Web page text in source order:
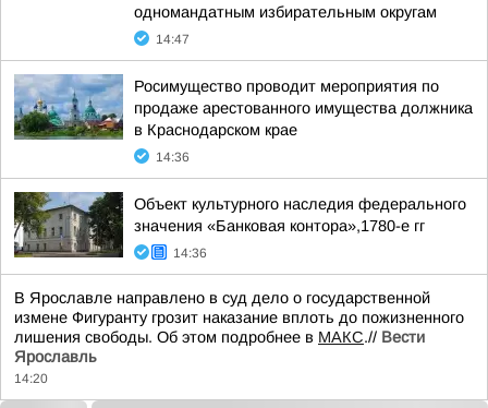
одномандатным избирательным округам
14:47
Росимущество проводит мероприятия по
продаже арестованного имущества должника
в Краснодарском крае
14:36
Объект культурного наследия федерального
значения «Банковая контора»,1780-е гг
14:36
В Ярославле направлено в суд дело о государственной
измене Фигуранту грозит наказание вплоть до пожизненного
лишения свободы. Об этом подробнее в МАКС.// Вести
Ярославль
14:20